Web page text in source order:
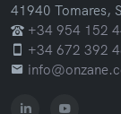
41940 Tomares,
+34 954 152
+34 672 392